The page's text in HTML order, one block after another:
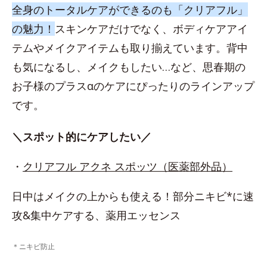
全身のトータルケアができるのも「クリアフル」
の魅力！ スキンケアだけでなく、ボディケアアイ
テムやメイクアイテムも取り揃えています。背中
も気になるし、メイクもしたい…など、思春期の
お子様のプラスαのケアにぴったりのラインアップ
です。
＼スポット的にケアしたい／
・ クリアフル アクネ スポッツ（医薬部外品）
日中はメイクの上からも使える！部分ニキビ*に速
攻&集中ケアする、薬用エッセンス
＊ニキビ防止